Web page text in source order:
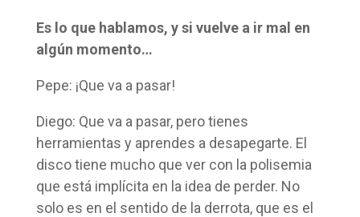
Es lo que hablamos, y si vuelve a ir mal en
algún momento…
Pepe: ¡Que va a pasar!
Diego: Que va a pasar, pero tienes
herramientas y aprendes a desapegarte. El
disco tiene mucho que ver con la polisemia
que está implícita en la idea de perder. No
solo es en el sentido de la derrota, que es el